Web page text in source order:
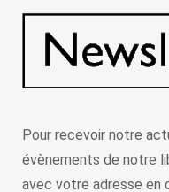
Pour recevoir notre
évènements de notre
avec votre adresse en